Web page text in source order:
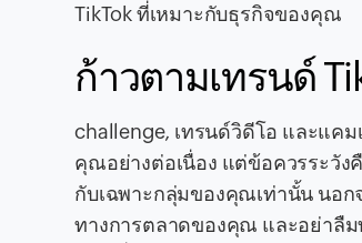
TikTok ที่เหมาะกับธุรกิจของคุณ
ก้าวตามเทรนด์
challenge, เทรนด์วิดีโอ และแค
คุณอย่างต่อเนื่อง แต่ข้อควรระวั
กับเฉพาะกลุ่มของคุณเท่านั้น นอก
ทางการตลาดของคุณ และอย่าลื